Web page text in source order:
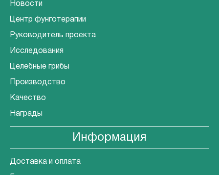
Новости
Центр фунготерапии
Руководитель проекта
Исследования
Целебные грибы
Производство
Качество
Награды
Информация
Доставка и оплата